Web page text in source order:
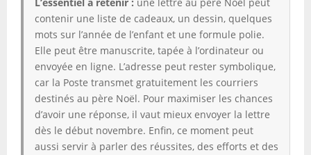
contenir une liste de cadeaux, un dessin, quelques
mots sur l’année de l’enfant et une formule polie.
Elle peut être manuscrite, tapée à l’ordinateur ou
envoyée en ligne. L’adresse peut rester symbolique,
car la Poste transmet gratuitement les courriers
destinés au père Noël. Pour maximiser les chances
d’avoir une réponse, il vaut mieux envoyer la lettre
dès le début novembre. Enfin, ce moment peut
aussi servir à parler des réussites, des efforts et des